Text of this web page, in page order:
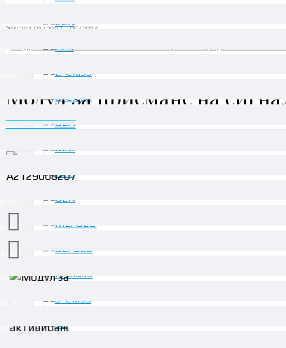
W204 01/2007 - 06/2014
Модул за приемане на